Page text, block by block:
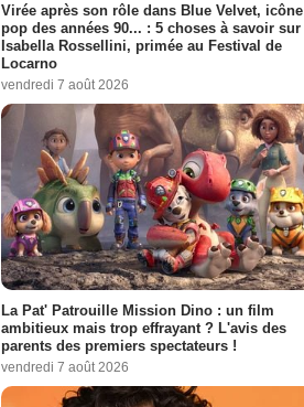
Virée après son rôle dans Blue Velvet, icône
pop des années 90... : 5 choses à savoir sur
Isabella Rossellini, primée au Festival de
Locarno
vendredi 7 août 2026
La Pat' Patrouille Mission Dino : un film
ambitieux mais trop effrayant ? L'avis des
parents des premiers spectateurs !
vendredi 7 août 2026